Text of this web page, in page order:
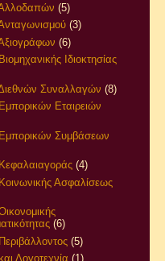
Αλλοδαπών (5)
(3)
(6)
Ιδιοκτησίας
Συναλλαγών (8)
Εταιρειών
Εμπορικών Συμβάσεων
(4)
Ασφαλίσεως
(6)
(5)
Λογοτεχνία (1)